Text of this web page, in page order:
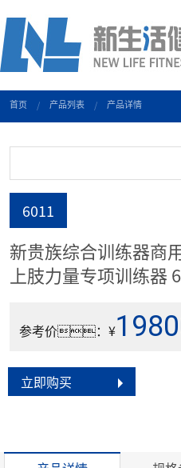
首页 产品列表 产品详情
6011
新贵族综合训练器商
上肢力量专项训练器
参考价：¥
立即购买